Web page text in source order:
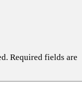
Required fields are